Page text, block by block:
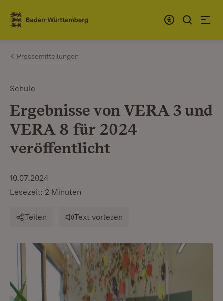
Zum Inhalt springen
Link zur Startseite
Pressemitteilungen
Schule
Ergebnisse von VERA 3 und
VERA 8 für 2024
veröffentlicht
10.07.2024
Lesezeit: 2 Minuten
Teilen Text vorlesen